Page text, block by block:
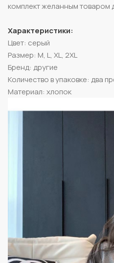
комплект желанным товаром
Характеристики:
Цвет: серый
Размер: M, L, XL, 2XL
Бренд: другие
Количество в упаковке: два
Материал: хлопок